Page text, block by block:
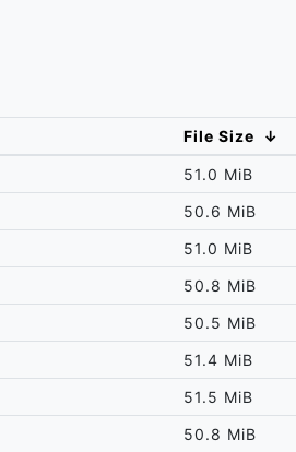
File Size ↓
51.0 MiB
50.6 MiB
51.0 MiB
50.8 MiB
50.5 MiB
51.4 MiB
51.5 MiB
50.8 MiB